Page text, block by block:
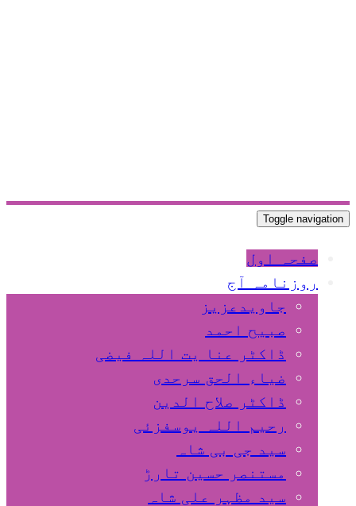
Toggle navigation
صفحہ اول
روزنامہ آج
جاویدعزیز
صبیح احمد
ڈاکٹر عنا یت اللہ فیضی
ضیاء الحق سرحدی
ڈاکٹر صلاح الدین
رحیم اللہ یوسفزئی
سید جی بی شاہ
مستنصر حسین تارڑ
سید مظہر علی شاہ